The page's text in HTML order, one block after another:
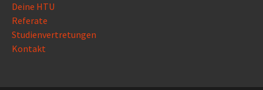
Deine HTU
Referate
Studienvertretungen
Kontakt